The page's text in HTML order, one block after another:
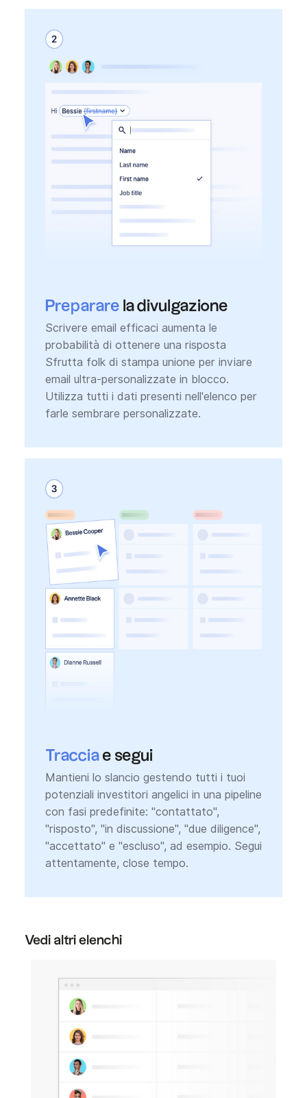
Preparare la divulgazione
Scrivere email efficaci aumenta le
probabilità di ottenere una risposta
Sfrutta folk di stampa unione per inviare
email ultra-personalizzate in blocco.
Utilizza tutti i dati presenti nell'elenco per
farle sembrare personalizzate.
Tracciae segui
Mantieni lo slancio gestendo tutti i tuoi
potenziali investitori angelici in una pipeline
con fasi predefinite: "contattato",
"risposto", "in discussione", "due diligence",
"accettato" e "escluso", ad esempio. Segui
attentamente, close tempo.
Vedi altri elenchi